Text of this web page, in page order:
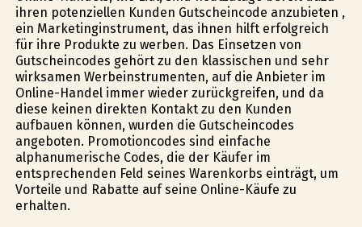
ihren potenziellen Kunden Gutscheincode anzubieten ,
ein Marketinginstrument, das ihnen hilft erfolgreich
für ihre Produkte zu werben. Das Einsetzen von
Gutscheincodes gehört zu den klassischen und sehr
wirksamen Werbeinstrumenten, auf die Anbieter im
Online-Handel immer wieder zurückgreifen, und da
diese keinen direkten Kontakt zu den Kunden
aufbauen können, wurden die Gutscheincodes
angeboten. Promotioncodes sind einfache
alphanumerische Codes, die der Käufer im
entsprechenden Feld seines Warenkorbs einträgt, um
Vorteile und Rabatte auf seine Online-Käufe zu
erhalten.